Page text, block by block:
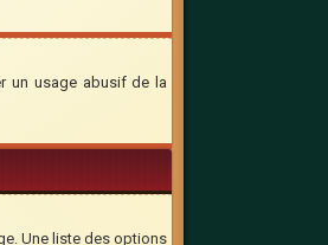
un usage abusif de la
Une liste des options